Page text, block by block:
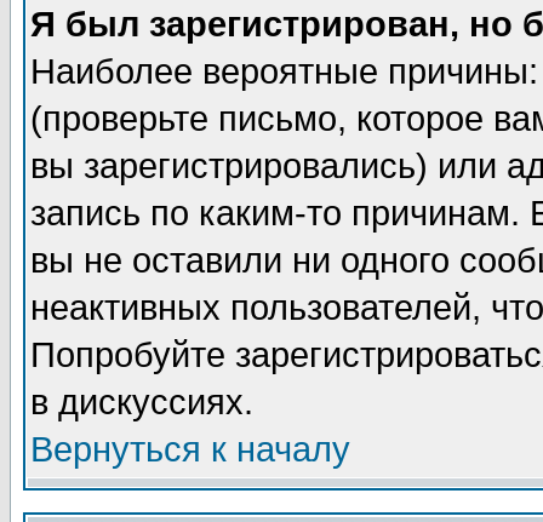
Я был зарегистрирован, но
Наиболее вероятные
(проверьте письмо, которое
вы зарегистрировались) или
запись по каким-то причинам.
вы не оставили ни одного
неактивных пользователей,
Попробуйте
в дискуссиях.
Вернуться к началу